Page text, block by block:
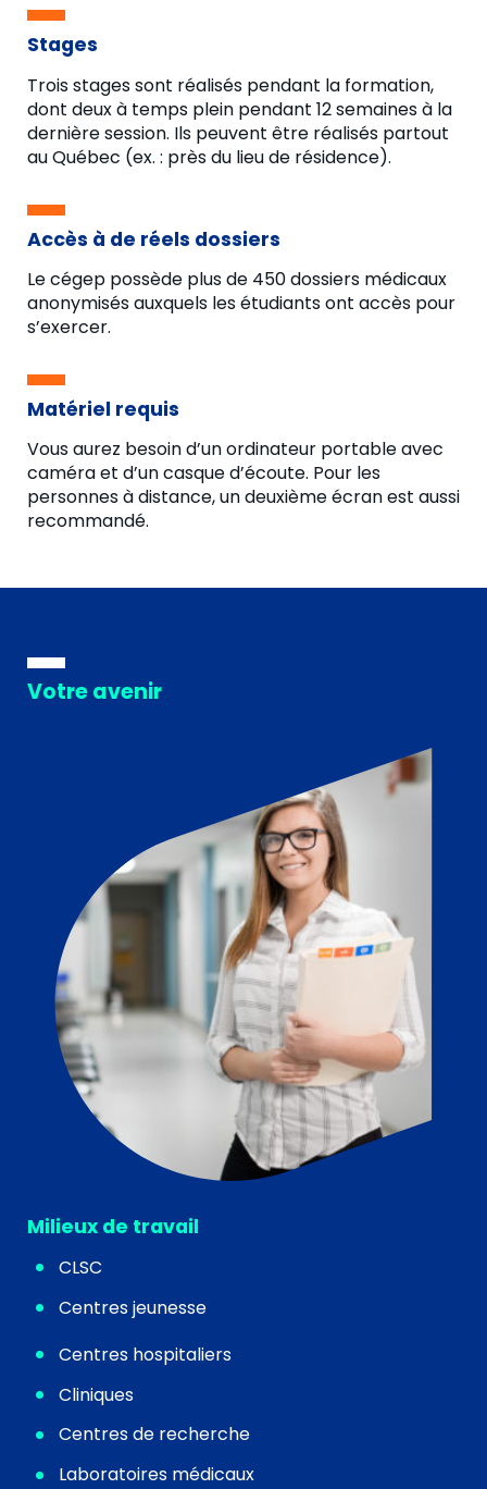
Stages
Trois stages sont réalisés pendant la formation,
dont deux à temps plein pendant 12 semaines à la
dernière session. Ils peuvent être réalisés partout
au Québec (ex. : près du lieu de résidence).
Accès à de réels dossiers
Le cégep possède plus de 450 dossiers médicaux
anonymisés auxquels les étudiants ont accès pour
s’exercer.
Matériel requis
Vous aurez besoin d’un ordinateur portable avec
caméra et d’un casque d’écoute. Pour les
personnes à distance, un deuxième écran est aussi
recommandé.
Votre avenir
Milieux de travail
CLSC
Centres jeunesse
Centres hospitaliers
Cliniques
Centres de recherche
Laboratoires médicaux